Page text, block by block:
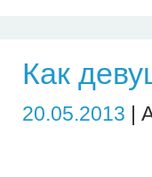
Как
20.05.2013 |